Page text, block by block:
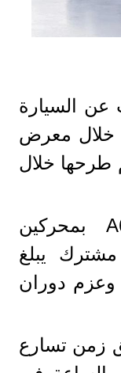
السيارة
خلال معرض
طرحها خلال
وتم تصميم A6 E-Tron بمحركين
مشترك يبلغ
واط) وعزم دوران
زمن تسارع